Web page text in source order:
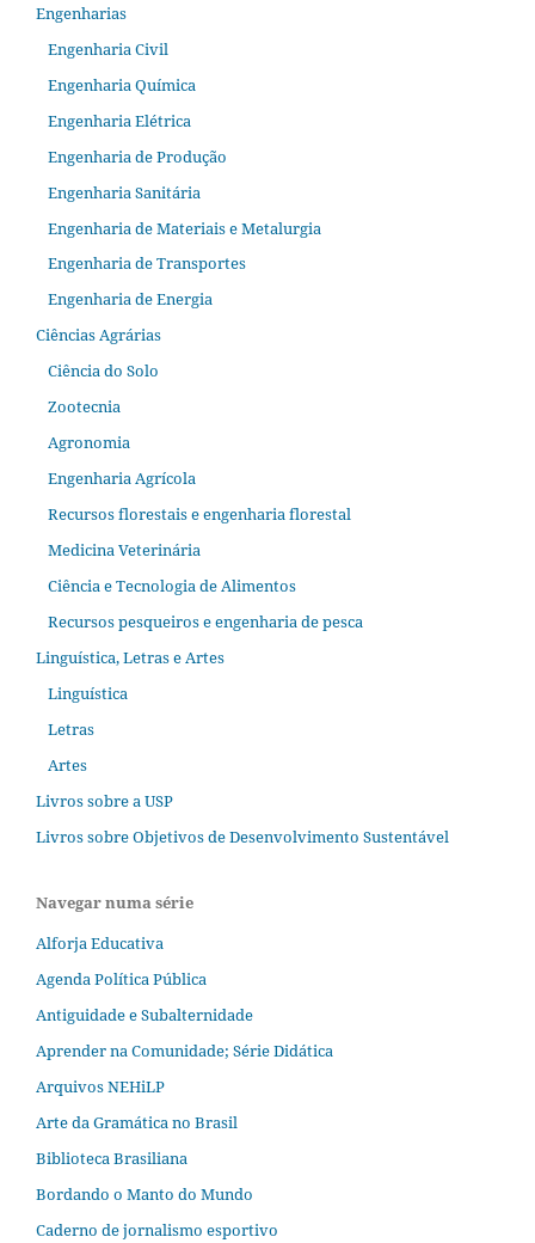
Engenharias
Engenharia Civil
Engenharia Química
Engenharia Elétrica
Engenharia de Produção
Engenharia Sanitária
Engenharia de Materiais e Metalurgia
Engenharia de Transportes
Engenharia de Energia
Ciências Agrárias
Ciência do Solo
Zootecnia
Agronomia
Engenharia Agrícola
Recursos florestais e engenharia florestal
Medicina Veterinária
Ciência e Tecnologia de Alimentos
Recursos pesqueiros e engenharia de pesca
Linguística, Letras e Artes
Linguística
Letras
Artes
Livros sobre a USP
Livros sobre Objetivos de Desenvolvimento Sustentável
Navegar numa série
Alforja Educativa
Agenda Política Pública
Antiguidade e Subalternidade
Aprender na Comunidade; Série Didática
Arquivos NEHiLP
Arte da Gramática no Brasil
Biblioteca Brasiliana
Bordando o Manto do Mundo
Caderno de jornalismo esportivo